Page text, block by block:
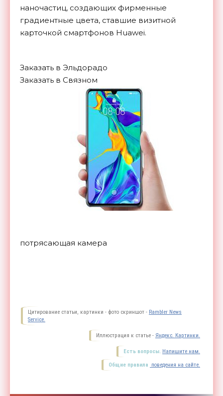
наночастиц, создающих фирменные
градиентные цвета, ставшие визитной
карточкой смартфонов Huawei.
Заказать в Эльдорадо
Заказать в Связном
потрясающая камера
Цитирование статьи, картинки - фото скриншот - Rambler News
Service.
Иллюстрация к статье - Яндекс. Картинки.
Есть вопросы. Напишите нам.
Общие правила поведения на сайте.